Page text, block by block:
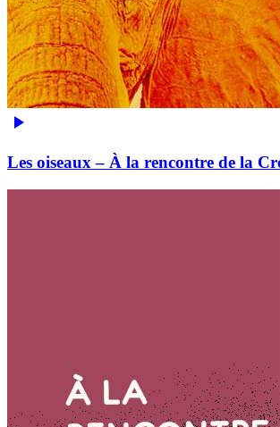
Les oiseaux – À la rencontre de la